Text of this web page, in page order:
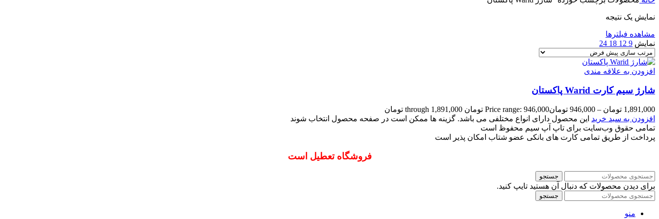
نمایش یک نتیجه
مشاهده فیلترها
نمایش 9
12
18
24
افزودن به علاقه مندی
شارژ سیم کارت Warid پاکستان
1,891,000 تومان –
946,000 تومانPrice range: 946,000 تومان through 1,891,000 تومان
افزودن به سبد خرید این محصول دارای انواع مختلفی می باشد. گزینه ها ممکن است در صفحه محصول انتخاب شوند
تمامی حقوق وب‌سایت برای تاپ آپ سیم محفوظ است
پرداخت از طریق تمامی کارت های بانکی عضو شتاب امکان پذیر است
فروشگاه تعطیل است
جستجو
برای دیدن محصولات که دنبال آن هستید تایپ کنید.
جستجو
منو